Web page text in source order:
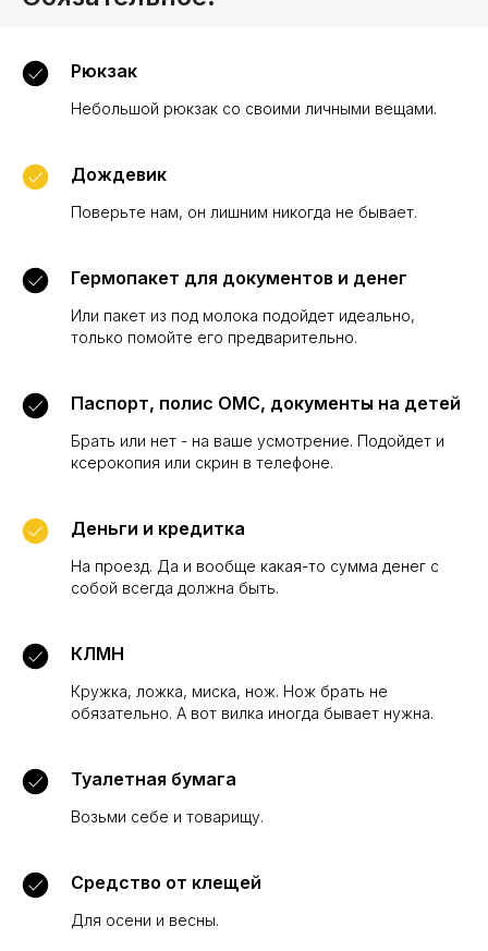
Рюкзак
Небольшой рюкзак со своими личными вещами.
Дождевик
Поверьте нам, он лишним никогда не бывает.
Гермопакет для документов и денег
Или пакет из под молока подойдет идеально,
только помойте его предварительно.
Паспорт, полис ОМС, документы на детей
Брать или нет - на ваше усмотрение. Подойдет и
ксерокопия или скрин в телефоне.
Деньги и кредитка
На проезд. Да и вообще какая-то сумма денег с
собой всегда должна быть.
КЛМН
Кружка, ложка, миска, нож. Нож брать не
обязательно. А вот вилка иногда бывает нужна.
Туалетная бумага
Возьми себе и товарищу.
Средство от клещей
Для осени и весны.